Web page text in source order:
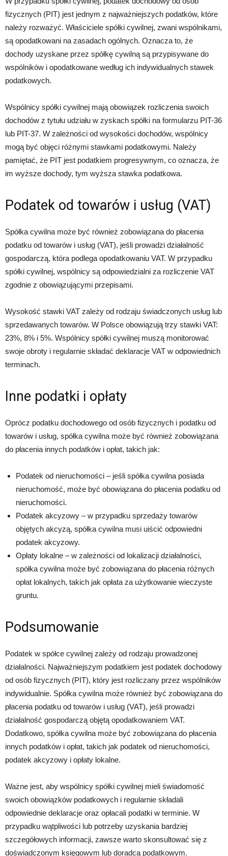
fizycznych (PIT) jest jednym z najważniejszych podatków, które
należy rozważyć. Właściciele spółki cywilnej, zwani wspólnikami,
są opodatkowani na zasadach ogólnych. Oznacza to, że
dochody uzyskane przez spółkę cywilną są przypisywane do
wspólników i opodatkowane według ich indywidualnych stawek
podatkowych.
Wspólnicy spółki cywilnej mają obowiązek rozliczenia swoich
dochodów z tytułu udziału w zyskach spółki na formularzu PIT-36
lub PIT-37. W zależności od wysokości dochodów, wspólnicy
mogą być objęci różnymi stawkami podatkowymi. Należy
pamiętać, że PIT jest podatkiem progresywnym, co oznacza, że
im wyższe dochody, tym wyższa stawka podatkowa.
Podatek od towarów i usług (VAT)
Spółka cywilna może być również zobowiązana do płacenia
podatku od towarów i usług (VAT), jeśli prowadzi działalność
gospodarczą, która podlega opodatkowaniu VAT. W przypadku
spółki cywilnej, wspólnicy są odpowiedzialni za rozliczenie VAT
zgodnie z obowiązującymi przepisami.
Wysokość stawki VAT zależy od rodzaju świadczonych usług lub
sprzedawanych towarów. W Polsce obowiązują trzy stawki VAT:
23%, 8% i 5%. Wspólnicy spółki cywilnej muszą monitorować
swoje obroty i regularnie składać deklaracje VAT w odpowiednich
terminach.
Inne podatki i opłaty
Oprócz podatku dochodowego od osób fizycznych i podatku od
towarów i usług, spółka cywilna może być również zobowiązana
do płacenia innych podatków i opłat, takich jak:
Podatek od nieruchomości – jeśli spółka cywilna posiada
nieruchomość, może być obowiązana do płacenia podatku od
nieruchomości.
Podatek akcyzowy – w przypadku sprzedaży towarów
objętych akcyzą, spółka cywilna musi uiścić odpowiedni
podatek akcyzowy.
Opłaty lokalne – w zależności od lokalizacji działalności,
spółka cywilna może być zobowiązana do płacenia różnych
opłat lokalnych, takich jak opłata za użytkowanie wieczyste
gruntu.
Podsumowanie
Podatek w spółce cywilnej zależy od rodzaju prowadzonej
działalności. Najważniejszym podatkiem jest podatek dochodowy
od osób fizycznych (PIT), który jest rozliczany przez wspólników
indywidualnie. Spółka cywilna może również być zobowiązana do
płacenia podatku od towarów i usług (VAT), jeśli prowadzi
działalność gospodarczą objętą opodatkowaniem VAT.
Dodatkowo, spółka cywilna może być zobowiązana do płacenia
innych podatków i opłat, takich jak podatek od nieruchomości,
podatek akcyzowy i opłaty lokalne.
Ważne jest, aby wspólnicy spółki cywilnej mieli świadomość
swoich obowiązków podatkowych i regularnie składali
odpowiednie deklaracje oraz opłacali podatki w terminie. W
przypadku wątpliwości lub potrzeby uzyskania bardziej
szczegółowych informacji, zawsze warto skonsultować się z
doświadczonym księgowym lub doradcą podatkowym.